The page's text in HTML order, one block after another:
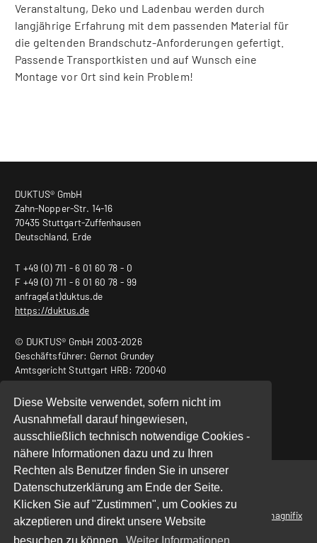
Diese Website verwendet, sofern nicht im
Ausnahmefall darauf hingewiesen,
ausschließlich technisch notwendige Cookies -
nähere Informationen dazu und zu Ihren
Rechten als Benutzer finden Sie in unserer
Datenschutzerklärung am Ende der Seite.
Klicken Sie auf "Zustimmen", um Cookies zu
akzeptieren und direkt unsere Website
Veranstaltung, Deko und Ladenbau werden durch
langjährige Erfahrung mit dem passenden Material für
die geltenden Brandschutz-Anforderungen gefertigt.
Passende Transportkisten und auf Wunsch eine
Montage vor Ort sind kein Problem!
DUKTUS® GmbH
Zahn-Nopper-Str. 14-16
70435 Stuttgart-Zuffenhausen
Deutschland, Erde
T +49 (0) 711 - 6 01 60 78 - 0
F +49 (0) 711 - 6 01 60 78 - 99
anfrage(at)duktus.de
https://duktus.de
© DUKTUS® GmbH 2003-2026
Geschäftsführer: Gernot Grundey
Amtsgericht Stuttgart HRB: 720040
USt.-ID Nr.: DE240932011
Start|Datenschutz|Impressum
magnifix